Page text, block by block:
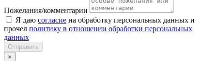
Пожелания/комментарии
Я даю согласие на обработку персональных данных и
прочел политику в отношении обработки персональных
данных
Отправить
×